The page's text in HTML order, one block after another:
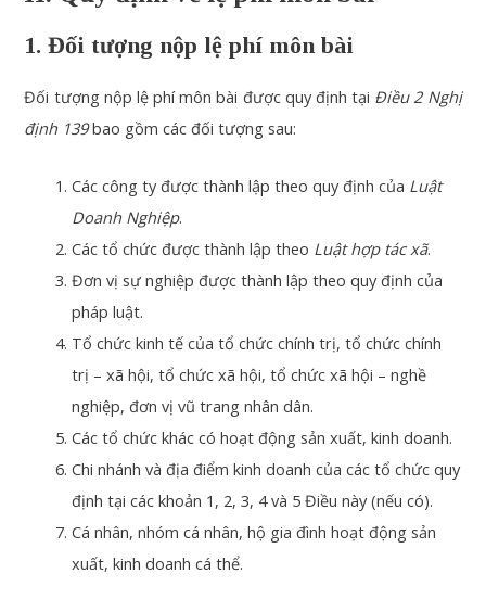
1. Đối tượng nộp lệ phí môn bài
Đối tượng nộp lệ phí môn bài được quy định tại Điều 2 Nghị
định 139bao gồm các đối tượng sau:
Các công ty được thành lập theo quy định của Luật
Doanh Nghiệp.
Các tổ chức được thành lập theo Luật hợp tác xã.
Đơn vị sự nghiệp được thành lập theo quy định của
pháp luật.
Tổ chức kinh tế của tổ chức chính trị, tổ chức chính
trị – xã hội, tổ chức xã hội, tổ chức xã hội – nghề
nghiệp, đơn vị vũ trang nhân dân.
Các tổ chức khác có hoạt động sản xuất, kinh doanh.
Chi nhánh và địa điểm kinh doanh của các tổ chức quy
định tại các khoản 1, 2, 3, 4 và 5 Điều này (nếu có).
Cá nhân, nhóm cá nhân, hộ gia đình hoạt động sản
xuất, kinh doanh cá thể.